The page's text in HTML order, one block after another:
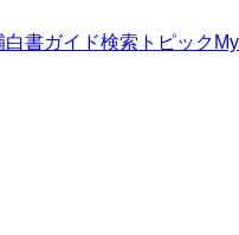
白書ガイド検索トピック